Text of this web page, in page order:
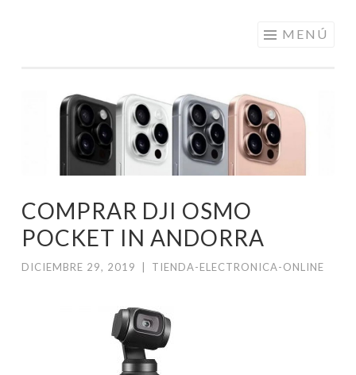
PRECIOS DE
ANDORRA
MENÚ
COMPRAR DJI OSMO
POCKET IN ANDORRA
DICIEMBRE 29, 2019 TIENDA-ELECTRONICA-ONLINE